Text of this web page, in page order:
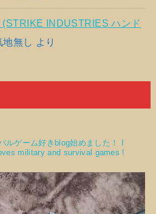
INDUSTRIES ハンド
無し より
ルゲーム好きblog始めました！
military and survival games !